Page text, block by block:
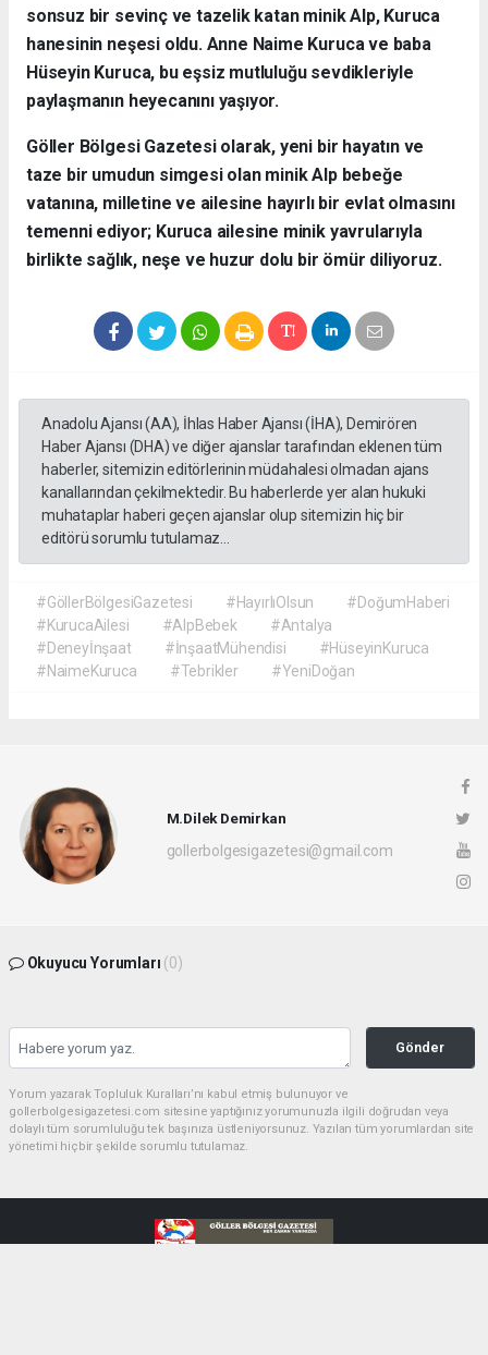
sonsuz bir sevinç ve tazelik katan minik Alp, Kuruca
hanesinin neşesi oldu. Anne Naime Kuruca ve baba
Hüseyin Kuruca, bu eşsiz mutluluğu sevdikleriyle
paylaşmanın heyecanını yaşıyor.
​Göller Bölgesi Gazetesi olarak, yeni bir hayatın ve
taze bir umudun simgesi olan minik Alp bebeğe
vatanına, milletine ve ailesine hayırlı bir evlat olmasını
temenni ediyor; Kuruca ailesine minik yavrularıyla
birlikte sağlık, neşe ve huzur dolu bir ömür diliyoruz.
Anadolu Ajansı (AA), İhlas Haber Ajansı (İHA), Demirören
Haber Ajansı (DHA) ve diğer ajanslar tarafından eklenen tüm
haberler, sitemizin editörlerinin müdahalesi olmadan ajans
kanallarından çekilmektedir. Bu haberlerde yer alan hukuki
muhataplar haberi geçen ajanslar olup sitemizin hiç bir
editörü sorumlu tutulamaz...
#GöllerBölgesiGazetesi #HayırlıOlsun
#DoğumHaberi
#KurucaAilesi
#AlpBebek
#Antalya
#Deneyİnşaat
#İnşaatMühendisi
#HüseyinKuruca
#NaimeKuruca
#Tebrikler #YeniDoğan
M.Dilek Demirkan
gollerbolgesigazetesi@gmail.com
Okuyucu Yorumları (0)
Gönder
Yorum yazarak Topluluk Kuralları’nı kabul etmiş bulunuyor ve
gollerbolgesigazetesi.com sitesine yaptığınız yorumunuzla ilgili doğrudan veya
dolaylı tüm sorumluluğu tek başınıza üstleniyorsunuz. Yazılan tüm yorumlardan site
yönetimi hiçbir şekilde sorumlu tutulamaz.